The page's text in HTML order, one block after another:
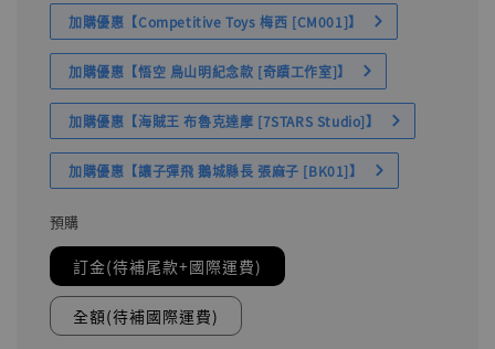
加購優惠【Competitive Toys 梅西 [CM001]】
加購優惠【悟空 鳥山明紀念款 [奇蹟工作室]】
加購優惠【海賊王 布魯克達摩 [7STARS Studio]】
加購優惠【讓子彈飛 鵝城縣長 張麻子 [BK01]】
預購
訂金(待補尾款+國際運費)
全額(待補國際運費)